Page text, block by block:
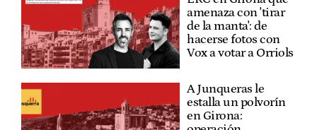
amenaza con 'tirar
de la manta': de
hacerse fotos con
Vox a votar a Orriols
A Junqueras le
estalla un polvorín
en Girona: